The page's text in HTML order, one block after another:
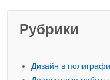
Рубрики
Дизайн в